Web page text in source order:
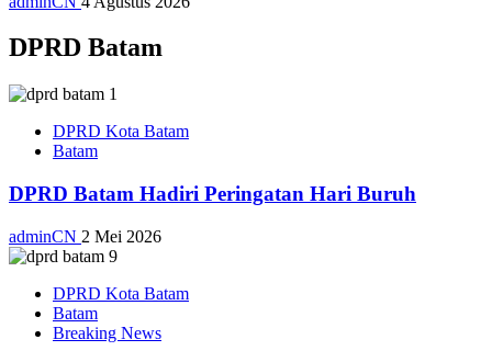
DPRD Batam
DPRD Kota Batam
Batam
DPRD Batam Hadiri Peringatan Hari Buruh
adminCN 2 Mei 2026
DPRD Kota Batam
Batam
Breaking News